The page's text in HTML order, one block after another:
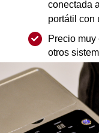
conectada
portátil con
Precio
otros